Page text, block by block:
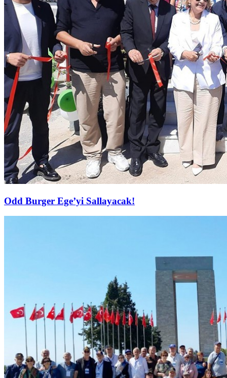
Odd Burger Ege’yi Sallayacak!